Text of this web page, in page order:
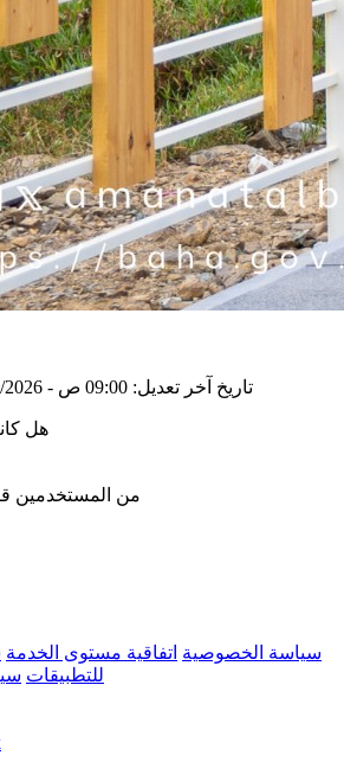
تاريخ آخر تعديل: 09:00 ص - 08/03/2026 بتوقيت السعودية
هل
0% من المستخدمين
سياسة الخصوصية اتفاقية مستوى الخدمة
للتطبيقات